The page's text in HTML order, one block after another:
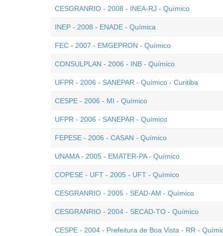
CESGRANRIO - 2008 - INEA-RJ - Químico
INEP - 2008 - ENADE - Química
FEC - 2007 - EMGEPRON - Químico
CONSULPLAN - 2006 - INB - Químico
UFPR - 2006 - SANEPAR - Químico - Curitiba
CESPE - 2006 - MI - Químico
UFPR - 2006 - SANEPAR - Químico
FEPESE - 2006 - CASAN - Químico
UNAMA - 2005 - EMATER-PA - Químico
COPESE - UFT - 2005 - UFT - Químico
CESGRANRIO - 2005 - SEAD-AM - Químico
CESGRANRIO - 2004 - SECAD-TO - Químico
CESPE - 2004 - Prefeitura de Boa Vista - RR -